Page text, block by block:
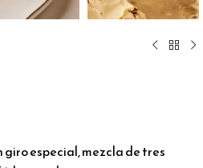
giro especial, mezcla de tres